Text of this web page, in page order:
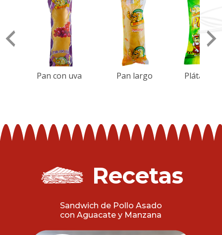
Pan con uva Pan largo Plátano
Recetas
Sandwich de Pollo Asado
con Aguacate y Manzana